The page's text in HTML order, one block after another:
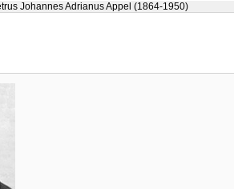
Johannes Adrianus Appel (1864-1950)